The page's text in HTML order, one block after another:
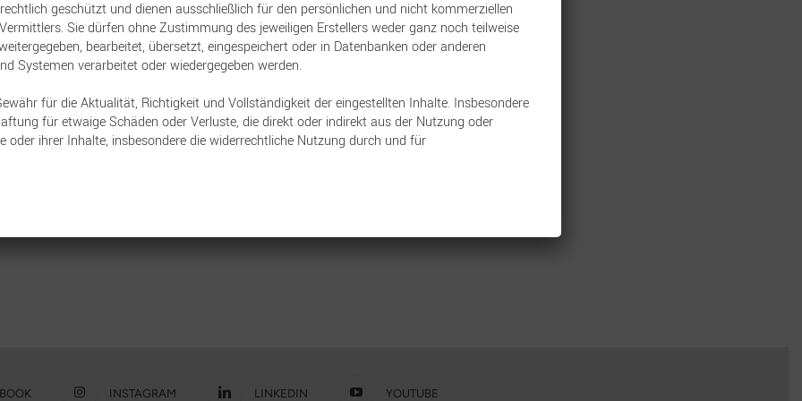
Mal in Folge zu den Testsiegern, die
nur drei Produkte die hohen Hürden
der „Echtheit“ der
es noch auf zahlreiche weitere
das Risiko der Teil-
INSTAGRAM LINKEDIN YOUTUBE
geschützt und dienen ausschließlich für den persönlichen und nicht kommerziellen
Sie dürfen ohne Zustimmung des jeweiligen Erstellers weder ganz noch teilweise
bearbeitet, übersetzt, eingespeichert oder in Datenbanken oder anderen
Systemen verarbeitet oder wiedergegeben werden.
für die Aktualität, Richtigkeit und Vollständigkeit der eingestellten Inhalte. Insbesondere
für etwaige Schäden oder Verluste, die direkt oder indirekt aus der Nutzung oder
oder ihrer Inhalte, insbesondere die widerrechtliche Nutzung durch und für